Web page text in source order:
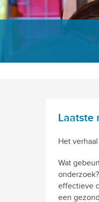
Laatste
Het
Wat
effectieve
een